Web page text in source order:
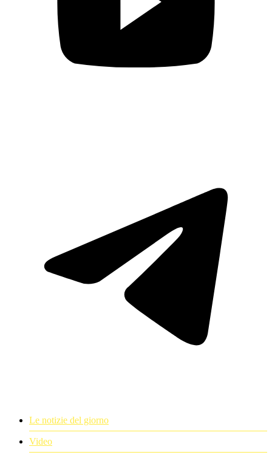
Le notizie del giorno
Video